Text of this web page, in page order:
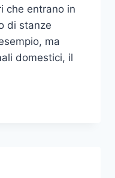
che entrano in
di stanze
ma
domestici, il